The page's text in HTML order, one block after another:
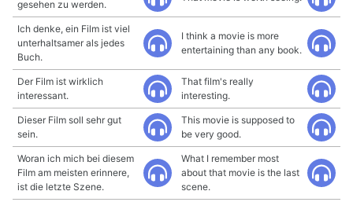
gesehen zu werden.
Ich denke, ein Film ist viel
unterhaltsamer als jedes
Buch.
I think a movie is more
entertaining than any book.
Der Film ist wirklich
interessant.
That film's really
interesting.
Dieser Film soll sehr gut
sein.
This movie is supposed to
be very good.
Woran ich mich bei diesem
Film am meisten erinnere,
ist die letzte Szene.
What I remember most
about that movie is the last
scene.